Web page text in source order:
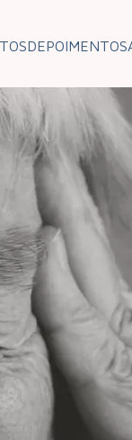
DEPOIMENTOS